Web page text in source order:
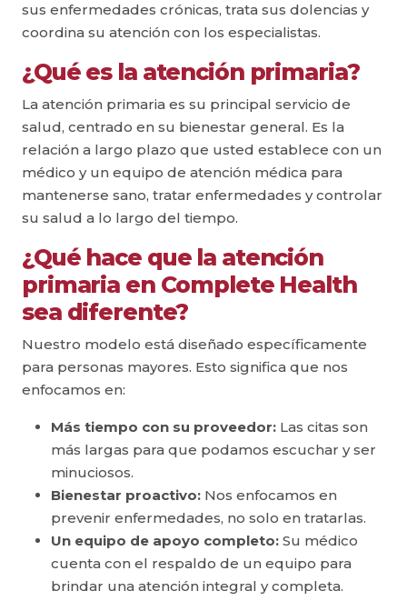
sus enfermedades crónicas, trata sus dolencias y
coordina su atención con los especialistas.
¿Qué es la atención primaria?
La atención primaria es su principal servicio de
salud, centrado en su bienestar general. Es la
relación a largo plazo que usted establece con un
médico y un equipo de atención médica para
mantenerse sano, tratar enfermedades y controlar
su salud a lo largo del tiempo.
¿Qué hace que la atención
primaria en Complete Health
sea diferente?
Nuestro modelo está diseñado específicamente
para personas mayores. Esto significa que nos
enfocamos en:
Más tiempo con su proveedor: Las citas son
más largas para que podamos escuchar y ser
minuciosos.
Bienestar proactivo: Nos enfocamos en
prevenir enfermedades, no solo en tratarlas.
Un equipo de apoyo completo: Su médico
cuenta con el respaldo de un equipo para
brindar una atención integral y completa.